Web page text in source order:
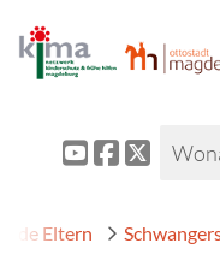
Eltern